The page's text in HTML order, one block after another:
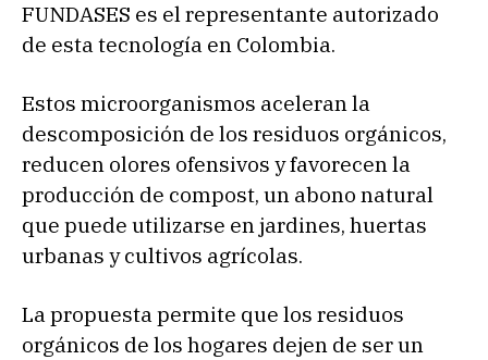
FUNDASES es el representante autorizado
de esta tecnología en Colombia.
Estos microorganismos aceleran la
descomposición de los residuos orgánicos,
reducen olores ofensivos y favorecen la
producción de compost, un abono natural
que puede utilizarse en jardines, huertas
urbanas y cultivos agrícolas.
La propuesta permite que los residuos
orgánicos de los hogares dejen de ser un